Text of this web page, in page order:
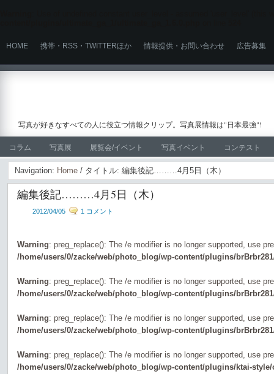
HOME 携帯・RSS・TWITTERほか 情報提供・お問い合わせ 広告募集
写真が好きなすべての人に役立つ情報クリップ。写真展情報は"日本最強"!
コラム 写真展 展覧会/イベント 写真イベント コンテスト
Navigation: Home / タイトル: 編集後記………4月5日（木）
編集後記………4月5日（木）
2012/04/05 1 コメント
Warning: preg_replace(): The /e modifier is no longer supported, use
/home/users/0/zacke/web/photo_blog/wp-content/plugins/
Warning: preg_replace(): The /e modifier is no longer supported, use
/home/users/0/zacke/web/photo_blog/wp-content/plugins/
Warning: preg_replace(): The /e modifier is no longer supported, use
/home/users/0/zacke/web/photo_blog/wp-content/plugins/
Warning: preg_replace(): The /e modifier is no longer supported, use
/home/users/0/zacke/web/photo_blog/wp-content/plugins/ktai-